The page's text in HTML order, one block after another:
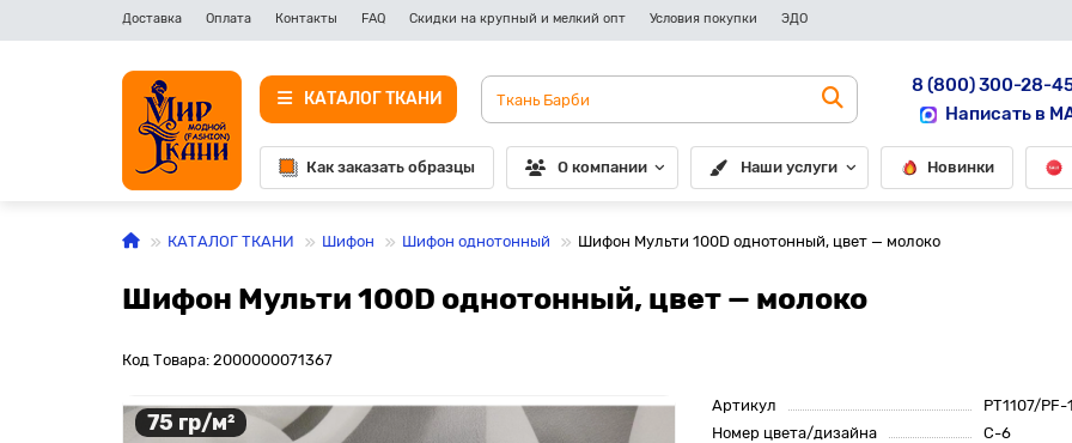
Доставка Оплата Контакты FAQ Скидки на крупный и мелкий опт Условия покупки ЭДО
КАТАЛОГ ТКАНИ
8 (800) 300-28-
Написать в
Как заказать образцы О компании Наши услуги Новинки
КАТАЛОГ ТКАНИ Шифон Шифон однотонный Шифон Мульти 100D однотонный, цвет — молоко
Шифон Мульти 100D однотонный, цвет — молоко
Код Товара: 2000000071367
75 гр/м²
Артикул
PT1107/PF-
Номер цвета/дизайна
C-6